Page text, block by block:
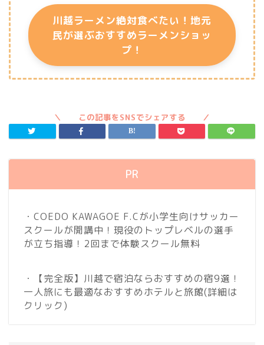
川越ラーメン絶対食べたい！地元
民が選ぶおすすめラーメンショッ
プ！
PR
・COEDO KAWAGOE F.Cが小学生向けサッカー
スクールが開講中！現役のトップレベルの選手
が立ち指導！2回まで体験スクール無料
・【完全版】川越で宿泊ならおすすめの宿9選！
一人旅にも最適なおすすめホテルと旅館(詳細は
クリック)